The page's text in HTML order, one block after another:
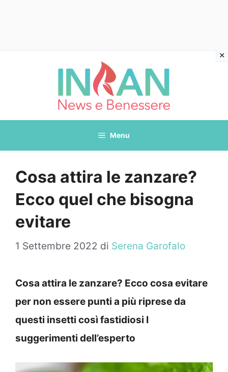
Menu
Cosa attira le zanzare?
Ecco quel che bisogna
evitare
1 Settembre 2022 di Serena Garofalo
Cosa attira le zanzare? Ecco cosa evitare
per non essere punti a più riprese da
questi insetti così fastidiosi I
suggerimenti dell’esperto